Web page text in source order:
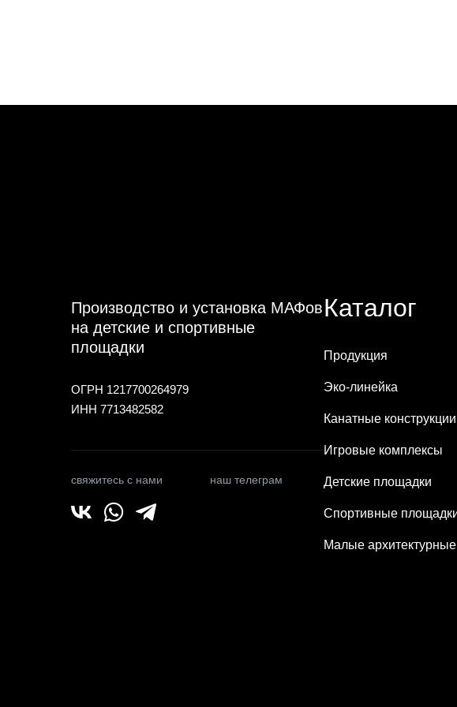
Производство и установка МАФов
на детские и спортивные
площадки
ОГРН 1217700264979
ИНН 7713482582
свяжитесь с нами наш телеграм
Каталог
Продукция
Эко-линейка
Канатные конструкции
Игровые комплексы
Детские площадки
Спортивные
Малые